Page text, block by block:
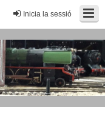
Inicia la sessió